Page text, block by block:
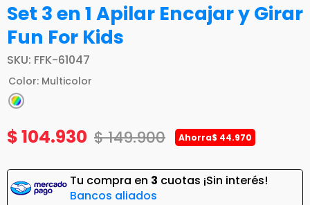
Set 3 en 1 Apilar Encajar y Girar
Fun For Kids
SKU: FFK-61047
Color: Multicolor
$104.930 $149.900 Ahorra$ 44.970
Tu compra en 3 cuotas ¡Sin interés!
Bancos aliados